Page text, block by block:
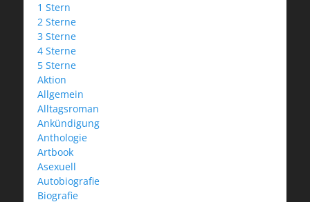
1 Stern
2 Sterne
3 Sterne
4 Sterne
5 Sterne
Aktion
Allgemein
Alltagsroman
Ankündigung
Anthologie
Artbook
Asexuell
Autobiografie
Biografie